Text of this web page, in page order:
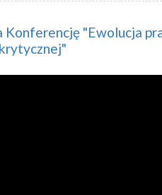
Konferencję "Ewolucja